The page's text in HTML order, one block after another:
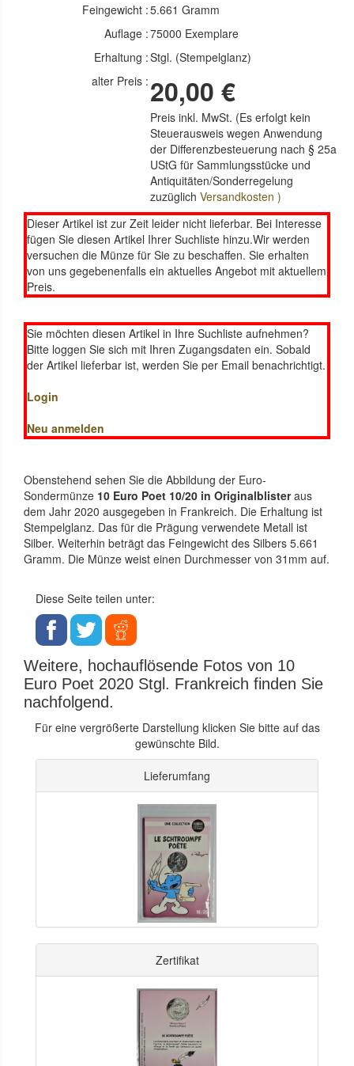
Feingewicht :5.661 Gramm
Auflage :75000 Exemplare
Erhaltung :Stgl. (Stempelglanz)
alter Preis : 20,00 €
Preis inkl. MwSt. (Es erfolgt kein
Steuerausweis wegen Anwendung
der Differenzbesteuerung nach § 25a
UStG für Sammlungsstücke und
Antiquitäten/Sonderregelung
zuzüglichVersandkosten )
Dieser Artikel ist zur Zeit leider nicht lieferbar. Bei Interesse
fügen Sie diesen Artikel Ihrer Suchliste hinzu.Wir werden
versuchen die Münze für Sie zu beschaffen. Sie erhalten
von uns gegebenenfalls ein aktuelles Angebot mit aktuellem
Preis.
Sie möchten diesen Artikel in Ihre Suchliste aufnehmen?
Bitte loggen Sie sich mit Ihren Zugangsdaten ein. Sobald
der Artikel lieferbar ist, werden Sie per Email benachrichtigt.
Login
Neu anmelden
Obenstehend sehen Sie die Abbildung der Euro-
Sondermünze 10 Euro Poet 10/20 in Originalblisteraus
dem Jahr 2020 ausgegeben in Frankreich. Die Erhaltung ist
Stempelglanz. Das für die Prägung verwendete Metall ist
Silber. Weiterhin beträgt das Feingewicht des Silbers 5.661
Gramm. Die Münze weist einen Durchmesser von 31mm auf.
Diese Seite teilen unter:
Weitere, hochauflösende Fotos von 10
Euro Poet 2020 Stgl. Frankreich finden Sie
nachfolgend.
Für eine vergrößerte Darstellung klicken Sie bitte auf das
gewünschte Bild.
Lieferumfang
Zertifikat